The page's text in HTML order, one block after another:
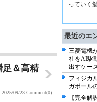
足＆高精
2025/09/23 Comment(0)
っていく
最近のエ
三菱電機
社をAI駆
出すケー
フィジカ
ガポール
【完全